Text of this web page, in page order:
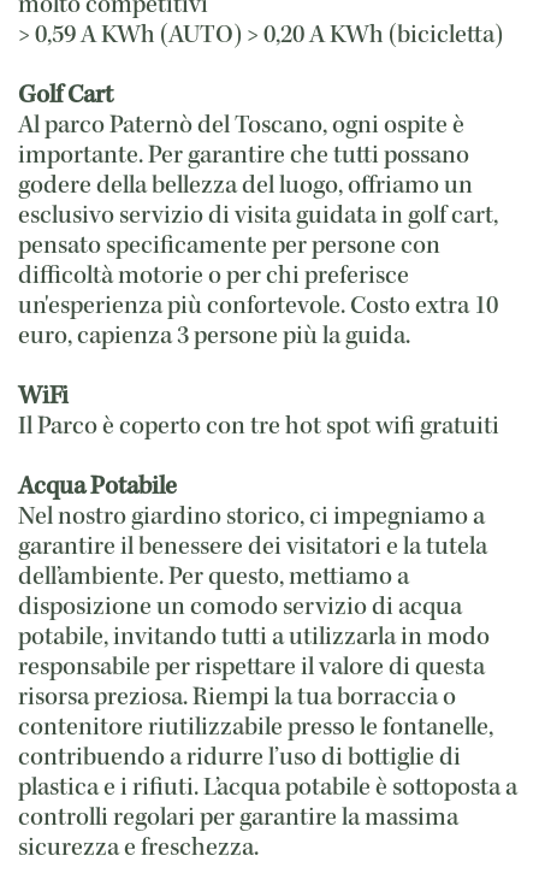
> 0,59 A KWh (AUTO) > 0,20 A KWh (bicicletta)
Golf Cart
Al parco Paternò del Toscano, ogni ospite è
importante. Per garantire che tutti possano
godere della bellezza del luogo, offriamo un
esclusivo servizio di visita guidata in golf cart,
pensato specificamente per persone con
difficoltà motorie o per chi preferisce
un'esperienza più confortevole. Costo extra 10
euro, capienza 3 persone più la guida.
WiFi
Il Parco è coperto con tre hot spot wifi gratuiti
Acqua Potabile
Nel nostro giardino storico, ci impegniamo a
garantire il benessere dei visitatori e la tutela
dell’ambiente. Per questo, mettiamo a
disposizione un comodo servizio di acqua
potabile, invitando tutti a utilizzarla in modo
responsabile per rispettare il valore di questa
risorsa preziosa. Riempi la tua borraccia o
contenitore riutilizzabile presso le fontanelle,
contribuendo a ridurre l’uso di bottiglie di
plastica e i rifiuti. L’acqua potabile è sottoposta a
controlli regolari per garantire la massima
sicurezza e freschezza.